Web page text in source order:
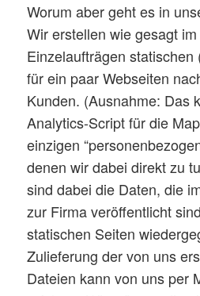
Worum aber geht es in
Wir erstellen wie gesagt
Einzelaufträgen
für ein paar Webseiten
Kunden. (Ausnahme: Das
Analytics-Script für die
einzigen
denen wir dabei direkt zu
sind dabei die Daten, die
zur Firma veröffentlicht
statischen Seiten
Zulieferung der von uns
Dateien kann von uns per